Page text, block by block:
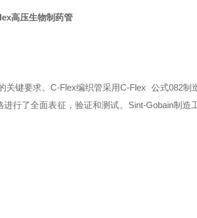
高压生物制药管
键要求。C-Flex编织管采用C-Flex 公式082制
行了全面表征，验证和测试。Sint-Gobain制造